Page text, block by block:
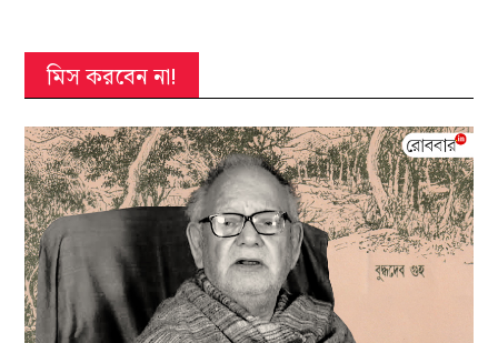
মিস করবেন না!